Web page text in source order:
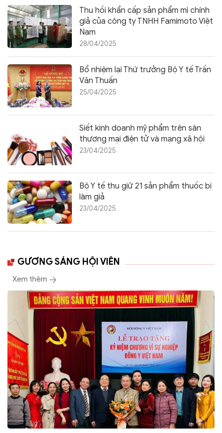
mạo.
Thu hồi khẩn cấp sản phẩm mì chính
giả của công ty TNHH Famimoto Việt
Nam
28/04/2025
Bổ nhiệm lại Thứ trưởng Bộ Y tế Trần
Văn Thuấn
25/04/2025
Siết kinh doanh mỹ phẩm trên sàn
thương mại điện tử và mạng xã hội
23/04/2025
Bộ Y tế thu giữ 21 sản phẩm thuốc bị
làm giả
23/04/2025
GƯƠNG SÁNG HỘI VIÊN
Xem thêm